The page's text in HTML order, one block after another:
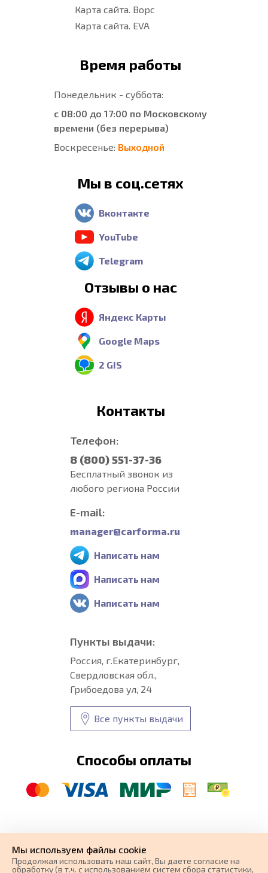
Карта сайта. Ворс
Карта сайта. EVA
Время работы
Понедельник - суббота:
с 08:00 до 17:00 по Московскому
времени (без перерыва)
Воскресенье: Выходной
Мы в соц.сетях
Вконтакте
YouTube
Telegram
Отзывы о нас
Яндекс Карты
Google Maps
2 GIS
Контакты
Телефон:
8 (800) 551-37-36
Бесплатный звонок из
любого региона России
E-mail:
manager@carforma.ru
Написать нам
Написать нам
Написать нам
Пункты выдачи:
Россия, г.Екатеринбург,
Свердловская обл.,
Грибоедова ул, 24
Все пункты выдачи
Способы оплаты
автоковрики
разработка и
поисковое продвижение сайта
Мы используем файлы cookie
Продолжая использовать наш cайт, Вы даете согласие на
обработку (в т.ч. с использованием систем сбора статистики,